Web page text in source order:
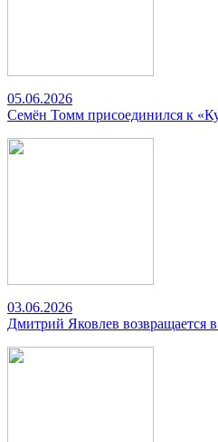
05.06.2026
Семён Томм присоединился к
03.06.2026
Дмитрий Яковлев возвращается в